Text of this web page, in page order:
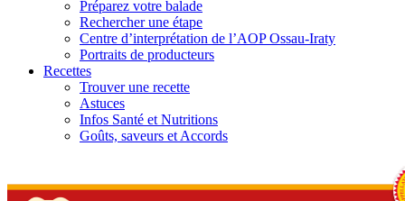
Préparez votre balade
Rechercher une étape
Centre d’interprétation de l’AOP Ossau-Iraty
Portraits de producteurs
Recettes
Trouver une recette
Astuces
Infos Santé et Nutritions
Goûts, saveurs et Accords